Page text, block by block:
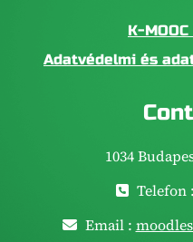
K-
Adatvédelmi és
1034
Telefon
Email :